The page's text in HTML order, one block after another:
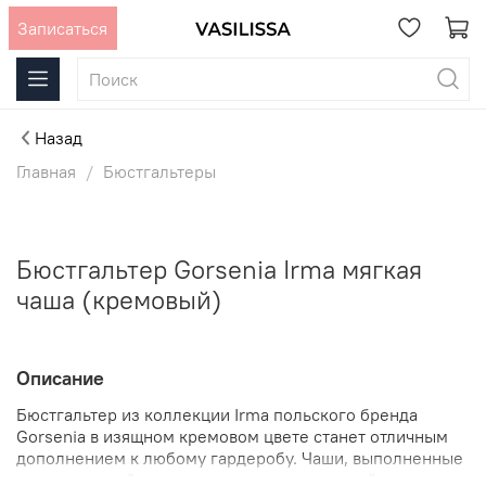
Записаться
Назад
Главная
Бюстгальтеры
Бюстгальтер Gorsenia Irma мягкая
чаша (кремовый)
Описание
Бюстгальтер из коллекции Irma польского бренда
Gorsenia в изящном кремовом цвете станет отличным
дополнением к любому гардеробу. Чаши, выполненные